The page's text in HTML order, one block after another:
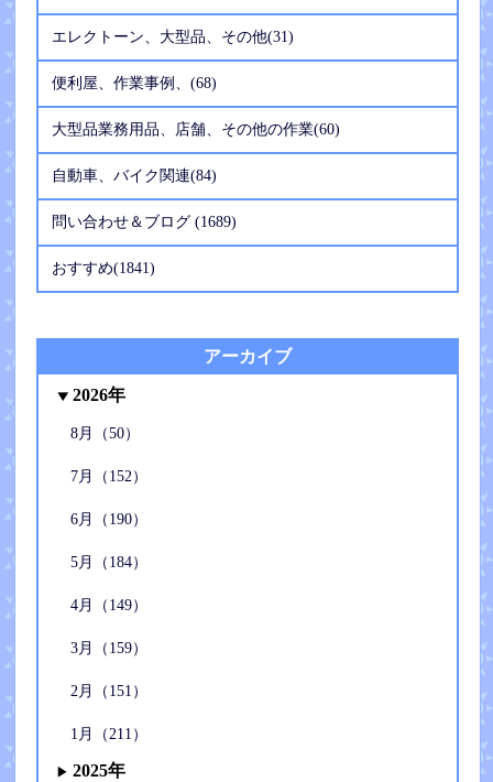
エレクトーン、大型品、その他(31)
便利屋、作業事例、(68)
大型品業務用品、店舗、その他の作業(60)
自動車、バイク関連(84)
問い合わせ＆ブログ (1689)
おすすめ(1841)
アーカイブ
2026年
8月（50）
7月（152）
6月（190）
5月（184）
4月（149）
3月（159）
2月（151）
1月（211）
2025年